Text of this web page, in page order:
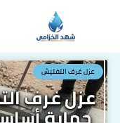
عزل غرف التفتيش